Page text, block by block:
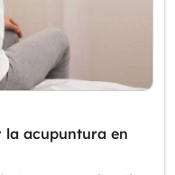
la acupuntura en